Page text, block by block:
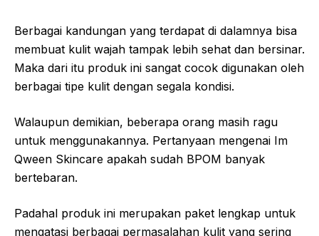
Berbagai kandungan yang terdapat di dalamnya bisa
membuat kulit wajah tampak lebih sehat dan bersinar.
Maka dari itu produk ini sangat cocok digunakan oleh
berbagai tipe kulit dengan segala kondisi.
Walaupun demikian, beberapa orang masih ragu
untuk menggunakannya. Pertanyaan mengenai Im
Qween Skincare apakah sudah BPOM banyak
bertebaran.
Padahal produk ini merupakan paket lengkap untuk
mengatasi berbagai permasalahan kulit yang sering